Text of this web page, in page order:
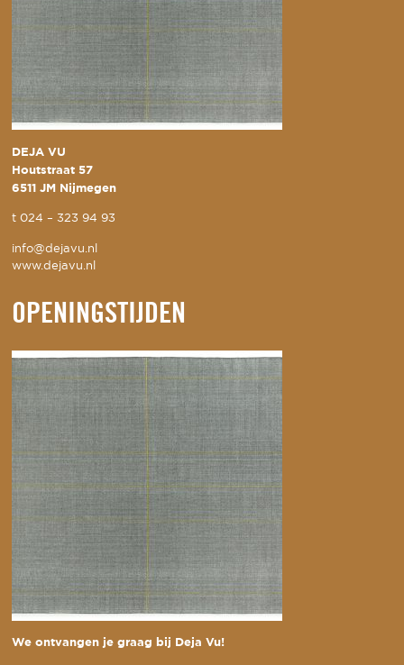
DEJA VU
Houtstraat 57
6511 JM Nijmegen
t024 – 323 94 93
info@dejavu.nl
www.dejavu.nl
OPENINGSTIJDEN
We ontvangen je graag bij Deja Vu!